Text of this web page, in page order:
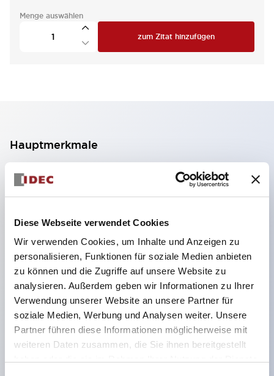
Diese Webseite verwendet Cookies
Wir verwenden Cookies, um Inhalte und Anzeigen zu
personalisieren, Funktionen für soziale Medien anbieten
zu können und die Zugriffe auf unsere Website zu
analysieren. Außerdem geben wir Informationen zu Ihrer
Verwendung unserer Website an unsere Partner für
soziale Medien, Werbung und Analysen weiter. Unsere
Partner führen diese Informationen möglicherweise mit
weiteren Daten zusammen, die Sie ihnen bereitgestellt
Menge auswählen
zum Zitat hinzufügen
Hauptmerkmale
Geeignet für ein breites Anwendungsspektrum
von der Konsumelektronik bis zum FA-Bereich
Schutzarten IP40 und IP65 vollständig verfügbar
(IEC 60529)
UL- und CSA-zertifiziert. Entspricht EN (Europa)
Normen. CCC-zertifiziert (außer Anzeigeleuchten).
Mit speziellem Zubehör leicht auf Φ22 Flash-
Silhouette umstellbar